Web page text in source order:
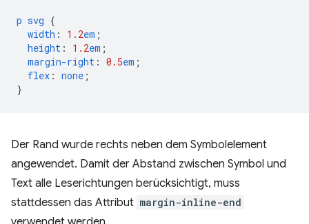
p svg {
width : 1.2em ;
height : 1.2em ;
margin-right : 0.5em ;
flex : none ;
}
Der Rand wurde rechts neben dem Symbolelement
angewendet. Damit der Abstand zwischen Symbol und
Text alle Leserichtungen berücksichtigt, muss
stattdessen das Attribut margin-inline-end